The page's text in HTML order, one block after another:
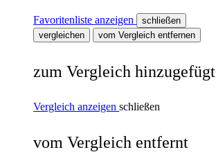
Favoritenliste anzeigen
schließen
vergleichen
vom Vergleich entfernen
zum Vergleich hinzugefügt
Vergleich anzeigen schließen
vom Vergleich entfernt